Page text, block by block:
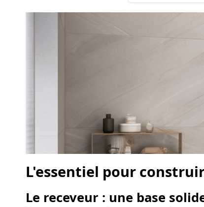
L'essentiel pour
Le receveur : une base